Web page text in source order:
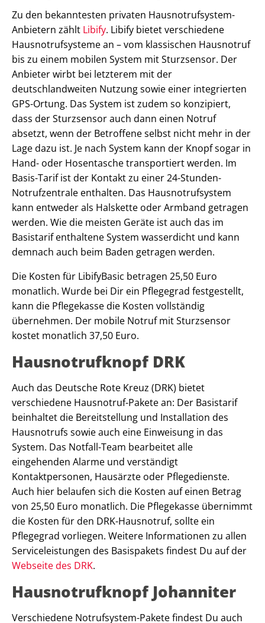
Zu den bekanntesten privaten Hausnotrufsystem-
Anbietern zählt Libify. Libify bietet verschiedene
Hausnotrufsysteme an – vom klassischen Hausnotruf
bis zu einem mobilen System mit Sturzsensor. Der
Anbieter wirbt bei letzterem mit der
deutschlandweiten Nutzung sowie einer integrierten
GPS-Ortung. Das System ist zudem so konzipiert,
dass der Sturzsensor auch dann einen Notruf
absetzt, wenn der Betroffene selbst nicht mehr in der
Lage dazu ist. Je nach System kann der Knopf sogar in
Hand- oder Hosentasche transportiert werden. Im
Basis-Tarif ist der Kontakt zu einer 24-Stunden-
Notrufzentrale enthalten. Das Hausnotrufsystem
kann entweder als Halskette oder Armband getragen
werden. Wie die meisten Geräte ist auch das im
Basistarif enthaltene System wasserdicht und kann
demnach auch beim Baden getragen werden.
Die Kosten für LibifyBasic betragen 25,50 Euro
monatlich. Wurde bei Dir ein Pflegegrad festgestellt,
kann die Pflegekasse die Kosten vollständig
übernehmen. Der mobile Notruf mit Sturzsensor
kostet monatlich 37,50 Euro.
Hausnotrufknopf DRK
Auch das Deutsche Rote Kreuz (DRK) bietet
verschiedene Hausnotruf-Pakete an: Der Basistarif
beinhaltet die Bereitstellung und Installation des
Hausnotrufs sowie auch eine Einweisung in das
System. Das Notfall-Team bearbeitet alle
eingehenden Alarme und verständigt
Kontaktpersonen, Hausärzte oder Pflegedienste.
Auch hier belaufen sich die Kosten auf einen Betrag
von 25,50 Euro monatlich. Die Pflegekasse übernimmt
die Kosten für den DRK-Hausnotruf, sollte ein
Pflegegrad vorliegen. Weitere Informationen zu allen
Serviceleistungen des Basispakets findest Du auf der
Webseite des DRK.
Hausnotrufknopf Johanniter
Verschiedene Notrufsystem-Pakete findest Du auch